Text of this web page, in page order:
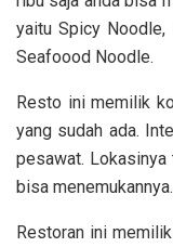
yaitu Spicy Noodle,
Seafoood Noodle.
Resto ini memilik
yang sudah ada.
pesawat. Lokasinya
bisa menemukannya.
Restoran ini